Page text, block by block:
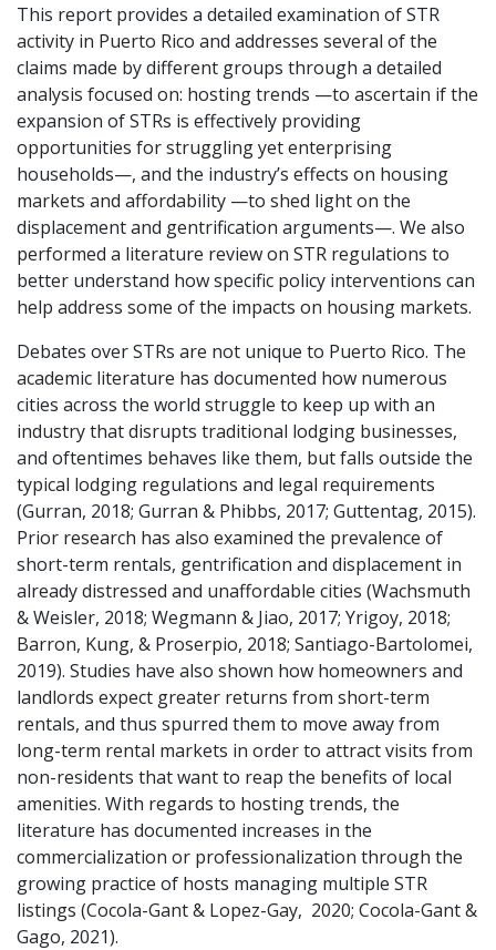
This report provides a detailed examination of STR
activity in Puerto Rico and addresses several of the
claims made by different groups through a detailed
analysis focused on: hosting trends —to ascertain if the
expansion of STRs is effectively providing
opportunities for struggling yet enterprising
households—, and the industry’s effects on housing
markets and affordability —to shed light on the
displacement and gentrification arguments—. We also
performed a literature review on STR regulations to
better understand how specific policy interventions can
help address some of the impacts on housing markets.
Debates over STRs are not unique to Puerto Rico. The
academic literature has documented how numerous
cities across the world struggle to keep up with an
industry that disrupts traditional lodging businesses,
and oftentimes behaves like them, but falls outside the
typical lodging regulations and legal requirements
(Gurran, 2018; Gurran & Phibbs, 2017; Guttentag, 2015).
Prior research has also examined the prevalence of
short-term rentals, gentrification and displacement in
already distressed and unaffordable cities (Wachsmuth
& Weisler, 2018; Wegmann & Jiao, 2017; Yrigoy, 2018;
Barron, Kung, & Proserpio, 2018; Santiago-Bartolomei,
2019). Studies have also shown how homeowners and
landlords expect greater returns from short-term
rentals, and thus spurred them to move away from
long-term rental markets in order to attract visits from
non-residents that want to reap the benefits of local
amenities. With regards to hosting trends, the
literature has documented increases in the
commercialization or professionalization through the
growing practice of hosts managing multiple STR
listings (Cocola-Gant & Lopez-Gay, 2020; Cocola-Gant &
Gago, 2021).